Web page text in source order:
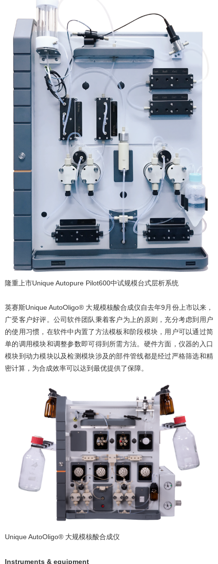
隆重上市Unique Autopure Pilot600中试规模台式层析系统
英赛斯Unique AutoOligo® 大规模核酸合成仪自去年9月份上市以来，
广受客户好评。公司软件团队秉着客户为上的原则，充分考虑到用户
的使用习惯，在软件中内置了方法模板和阶段模块，用户可以通过简
单的调用模块和调整参数即可得到所需方法。硬件方面，仪器的入口
模块到动力模块以及检测模块涉及的部件管线都是经过严格筛选和精
密计算，为合成效率可以达到最优提供了保障。
Unique AutoOligo® 大规模核酸合成仪
Instruments & equipment